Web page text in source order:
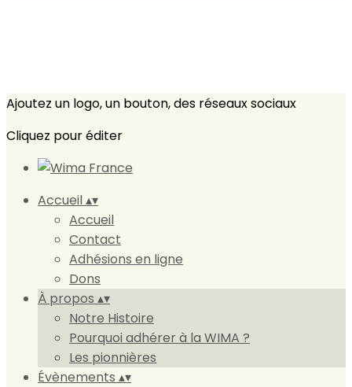
Ajoutez un logo, un bouton, des réseaux sociaux
Cliquez pour éditer
Accueil▴▾
Accueil
Contact
Adhésions en ligne
Dons
À propos ▴▾
Notre Histoire
Pourquoi adhérer à la WIMA ?
Les pionnières
Évènements ▴▾